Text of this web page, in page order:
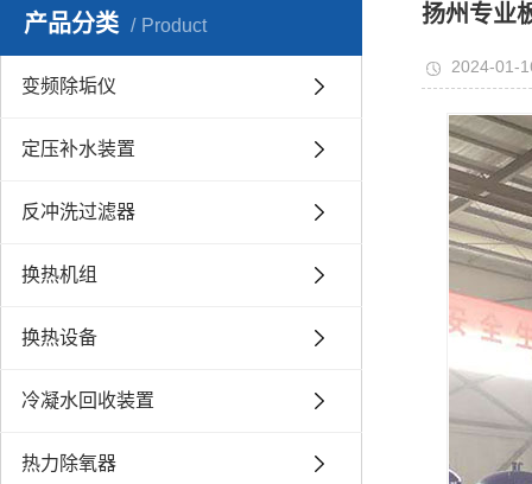
产品分类 Product
变频除垢仪
定压补水装置
反冲洗过滤器
换热机组
换热设备
冷凝水回收装置
热力除氧器
扬州专业
2024-01-